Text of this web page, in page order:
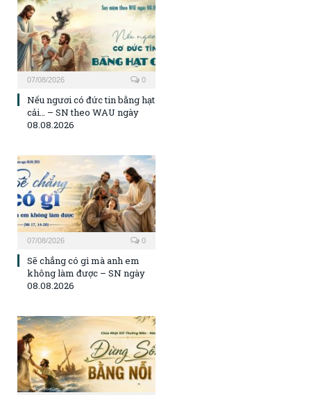
07/08/2026 0
Nếu ngươi có đức tin bằng hạt
cải… – SN theo WAU ngày
08.08.2026
07/08/2026 0
Sẽ chẳng có gì mà anh em
không làm được – SN ngày
08.08.2026